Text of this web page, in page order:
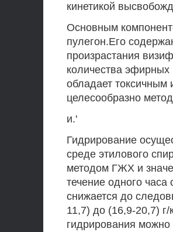
кинетикой
Основным
пулегон.Его
произрастания
количества
обладает токсичным
целесообразно
и.'
Гидрирование
среде этилового
методом ГЖХ и
течение одного
снижается до
11,7) до (16,9-20,7)
гидрирования можно